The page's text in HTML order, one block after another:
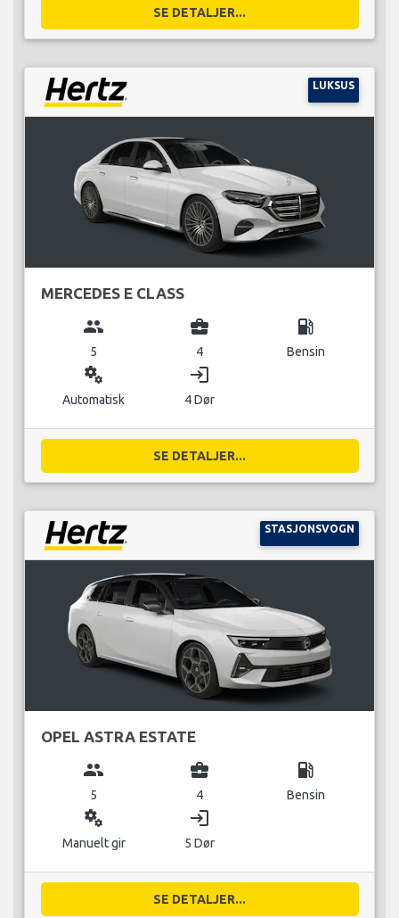
SE DETALJER...
LUKSUS
MERCEDES E CLASS
group
5
business_center
4
local_gas_station
Bensin
miscellaneous_services
Automatisk
login
4 Dør
SE DETALJER...
STASJONSVOGN
OPEL ASTRA ESTATE
group
5
business_center
4
local_gas_station
Bensin
miscellaneous_services
Manuelt gir
login
5 Dør
SE DETALJER...